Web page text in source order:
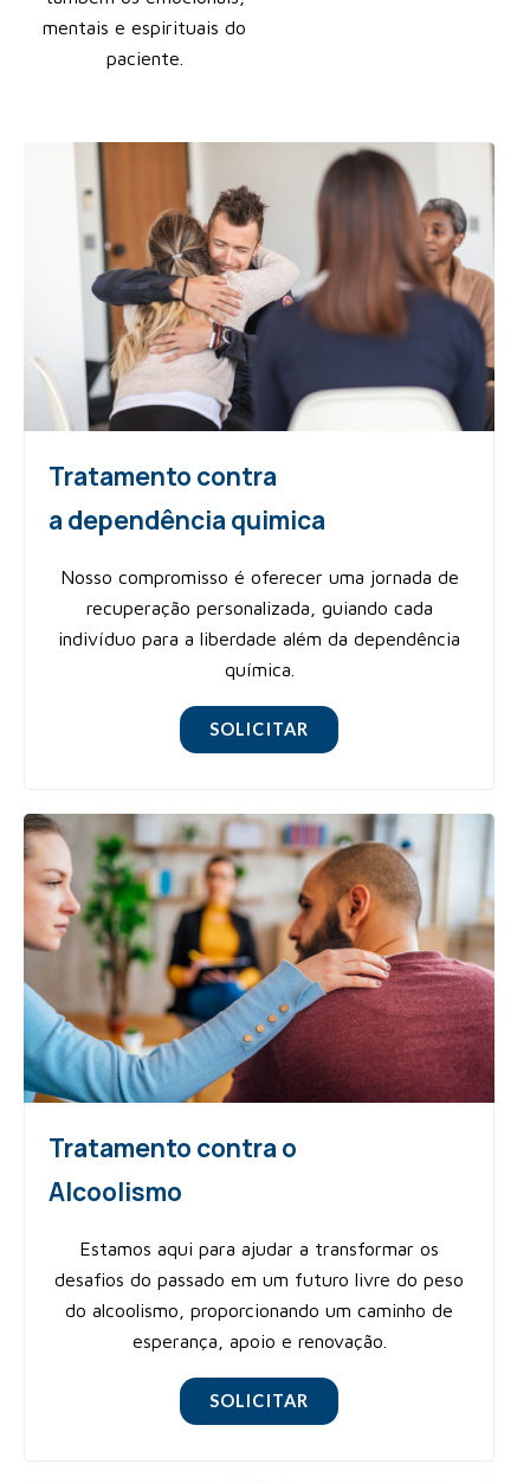
mentais e espirituais do
paciente.
Tratamento contra
a dependência quimica
Nosso compromisso é oferecer uma jornada de
recuperação personalizada, guiando cada
indivíduo para a liberdade além da dependência
química.
SOLICITAR
Tratamento contra o
Alcoolismo
Estamos aqui para ajudar a transformar os
desafios do passado em um futuro livre do peso
do alcoolismo, proporcionando um caminho de
esperança, apoio e renovação.
SOLICITAR